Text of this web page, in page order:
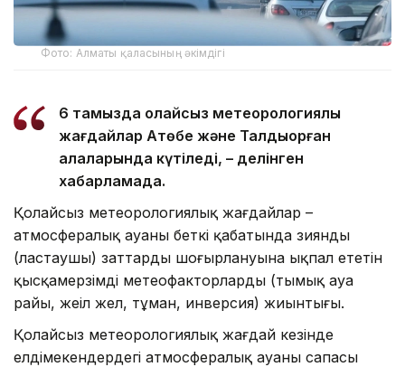
Фото: Алматы қаласының әкімдігі
6 тамызда қолайсыз метеорологиялық
жағдайлар Ақтөбе және Талдықорған
қалаларында күтіледі, – делінген
хабарламада.
Қолайсыз метеорологиялық жағдайлар –
атмосфералық ауаның беткі қабатында зиянды
(ластаушы) заттардың шоғырлануына ықпал ететін
қысқамерзімді метеофакторлардың (тымық ауа
райы, жеңіл жел, тұман, инверсия) жиынтығы.
Қолайсыз метеорологиялық жағдай кезінде
елдімекендердегі атмосфералық ауаның сапасы